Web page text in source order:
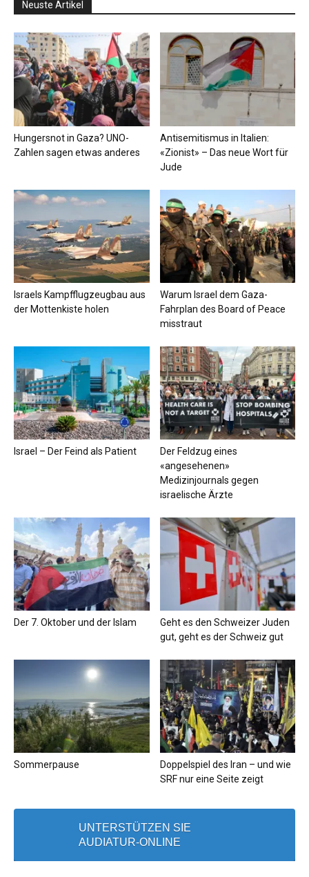
Neuste Artikel
Hungersnot in Gaza? UNO-
Zahlen sagen etwas anderes
Antisemitismus in Italien:
«Zionist» – Das neue Wort für
Jude
Israels Kampfflugzeugbau aus
der Mottenkiste holen
Warum Israel dem Gaza-
Fahrplan des Board of Peace
misstraut
Israel – Der Feind als Patient
Der Feldzug eines
«angesehenen»
Medizinjournals gegen
israelische Ärzte
Der 7. Oktober und der Islam
Geht es den Schweizer Juden
gut, geht es der Schweiz gut
Sommerpause
Doppelspiel des Iran – und wie
SRF nur eine Seite zeigt
UNTERSTÜTZEN SIE
AUDIATUR-ONLINE